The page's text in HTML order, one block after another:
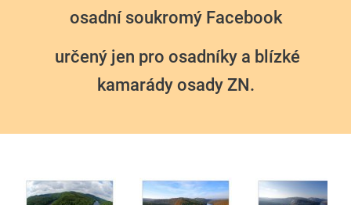
osadní soukromý Facebook
určený jen pro osadníky a blízké
kamarády osady ZN.